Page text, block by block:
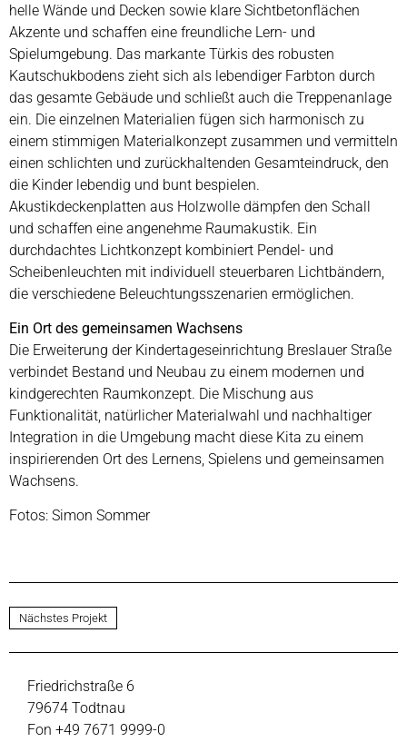
helle Wände und Decken sowie klare Sichtbetonflächen
Akzente und schaffen eine freundliche Lern- und
Spielumgebung. Das markante Türkis des robusten
Kautschukbodens zieht sich als lebendiger Farbton durch
das gesamte Gebäude und schließt auch die Treppenanlage
ein. Die einzelnen Materialien fügen sich harmonisch zu
einem stimmigen Materialkonzept zusammen und vermitteln
einen schlichten und zurückhaltenden Gesamteindruck, den
die Kinder lebendig und bunt bespielen.
Akustikdeckenplatten aus Holzwolle dämpfen den Schall
und schaffen eine angenehme Raumakustik. Ein
durchdachtes Lichtkonzept kombiniert Pendel- und
Scheibenleuchten mit individuell steuerbaren Lichtbändern,
die verschiedene Beleuchtungsszenarien ermöglichen.
Ein Ort des gemeinsamen Wachsens
Die Erweiterung der Kindertageseinrichtung Breslauer Straße
verbindet Bestand und Neubau zu einem modernen und
kindgerechten Raumkonzept. Die Mischung aus
Funktionalität, natürlicher Materialwahl und nachhaltiger
Integration in die Umgebung macht diese Kita zu einem
inspirierenden Ort des Lernens, Spielens und gemeinsamen
Wachsens.
Fotos: Simon Sommer
Nächstes Projekt
Friedrichstraße 6
79674 Todtnau
Fon +49 7671 9999-0